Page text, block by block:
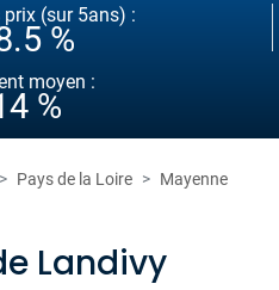
(sur 5ans) :
%
moyen :
%
Pays de la Loire
Mayenne
Landivy